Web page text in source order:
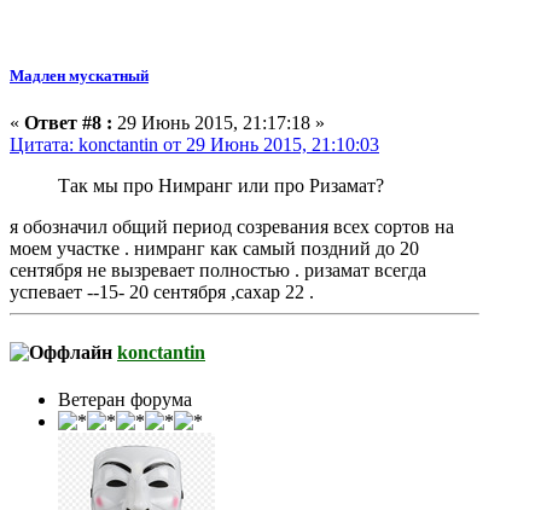
Мадлен мускатный
« Ответ #8 : 29 Июнь 2015, 21:17:18 »
Цитата: konctantin от 29 Июнь 2015, 21:10:03
Так мы про Нимранг или про Ризамат?
я обозначил общий период созревания всех сортов на
моем участке . нимранг как самый поздний до 20
сентября не вызревает полностью . ризамат всегда
успевает --15- 20 сентября ,сахар 22 .
konctantin
Ветеран форума